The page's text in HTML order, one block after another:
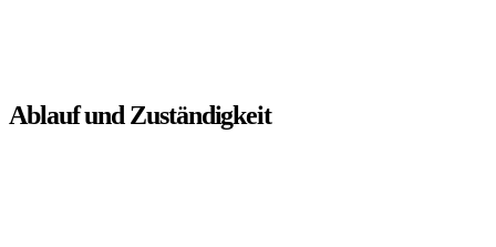
Ablauf und Zuständigkeit